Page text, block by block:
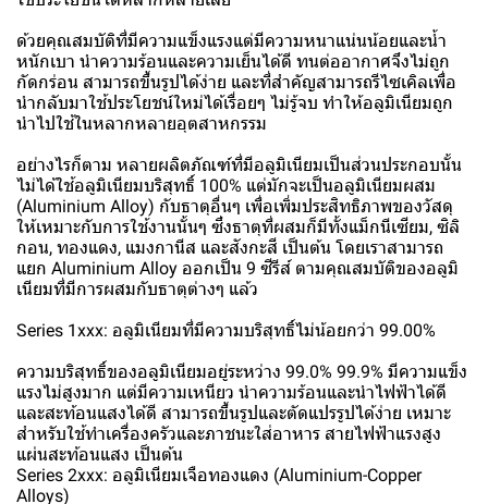
ด้วยคุณสมบัติที่มีความแข็งแรงแต่มีความหนาแน่นน้อยและน้ำ
หนักเบา นำความร้อนและความเย็นได้ดี ทนต่ออากาศจึงไม่ถูก
กัดกร่อน สามารถขึ้นรูปได้ง่าย และที่สำคัญสามารถรีไซเคิลเพื่อ
นำกลับมาใช้ประโยชน์ใหม่ได้เรื่อยๆ ไม่รู้จบ ทำให้อลูมิเนียมถูก
นำไปใช้ในหลากหลายอุตสาหกรรม
อย่างไรก็ตาม หลายผลิตภัณฑ์ที่มีอลูมิเนียมเป็นส่วนประกอบนั้น
ไม่ได้ใช้อลูมิเนียมบริสุทธิ์ 100% แต่มักจะเป็นอลูมิเนียมผสม
(Aluminium Alloy) กับธาตุอื่นๆ เพื่อเพิ่มประสิทธิภาพของวัสดุ
ให้เหมาะกับการใช้งานนั้นๆ ซึ่งธาตุที่ผสมก็มีทั้งแม็กนีเซียม, ซิลิ
กอน, ทองแดง, แมงกานีส และสังกะสี เป็นต้น โดยเราสามารถ
แยก Aluminium Alloy ออกเป็น 9 ซีรีส์ ตามคุณสมบัติของอลูมิ
เนียมที่มีการผสมกับธาตุต่างๆ แล้ว
Series 1xxx: อลูมิเนียมที่มีความบริสุทธิ์ไม่น้อยกว่า 99.00%
ความบริสุทธิ์ของอลูมิเนียมอยู่ระหว่าง 99.0% 99.9% มีความแข็ง
แรงไม่สูงมาก แต่มีความเหนียว นำความร้อนและนำไฟฟ้าได้ดี
และสะท้อนแสงได้ดี สามารถขึ้นรูปและตัดแปรรูปได้ง่าย เหมาะ
สำหรับใช้ทำเครื่องครัวและภาชนะใส่อาหาร สายไฟฟ้าแรงสูง
แผ่นสะท้อนแสง เป็นต้น
Series 2xxx: อลูมิเนียมเจือทองแดง (Aluminium-Copper
Alloys)